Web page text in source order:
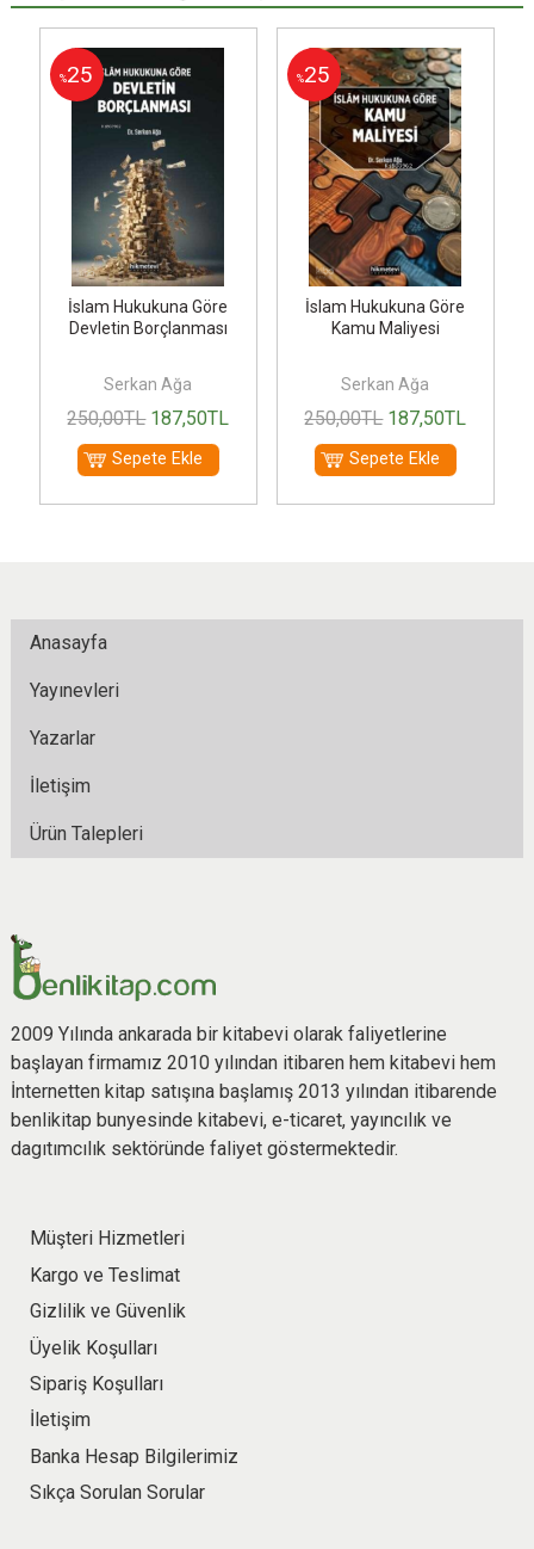
%25
İslam Hukukuna Göre
Devletin Borçlanması
Serkan Ağa
250,00TL 187,50TL
Sepete Ekle
%25
İslam Hukukuna Göre
Kamu Maliyesi
Serkan Ağa
250,00TL 187,50TL
Sepete Ekle
Anasayfa
Yayınevleri
Yazarlar
İletişim
Ürün Talepleri
2009 Yılında ankarada bir kitabevi olarak faliyetlerine
başlayan firmamız 2010 yılından itibaren hem kitabevi hem
İnternetten kitap satışına başlamış 2013 yılından itibarende
benlikitap bunyesinde kitabevi, e-ticaret, yayıncılık ve
dagıtımcılık sektöründe faliyet göstermektedir.
Müşteri Hizmetleri
Kargo ve Teslimat
Gizlilik ve Güvenlik
Üyelik Koşulları
Sipariş Koşulları
İletişim
Banka Hesap Bilgilerimiz
Sıkça Sorulan Sorular